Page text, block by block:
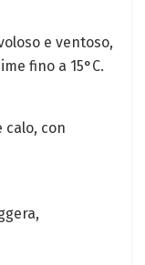
e ventoso,⁣
fino a 15°C.
calo, con